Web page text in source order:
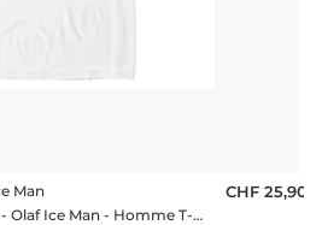
Man
Disney - La Reine des neiges - Olaf Ice Man - Homme T-shirt
CHF 25,90